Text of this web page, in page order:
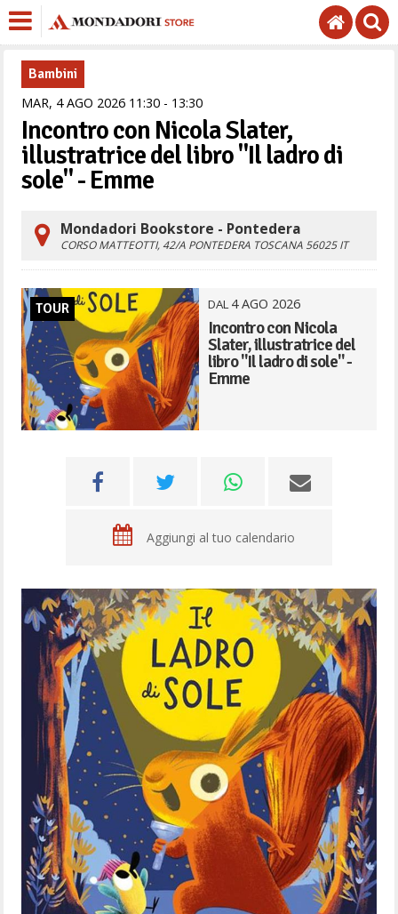
Bambini
MAR, 4 AGO 2026 1130 - 1330
Incontro con Nicola Slater,
illustratrice del libro "Il ladro di
sole" - Emme
Mondadori Bookstore - Pontedera
CORSO MATTEOTTI, 42/A PONTEDERA TOSCANA 56025 IT
TOUR DAL4 AGO 2026
Incontro con Nicola
Slater, illustratrice del
libro "Il ladro di sole" -
Emme
Aggiungi al tuo calendario